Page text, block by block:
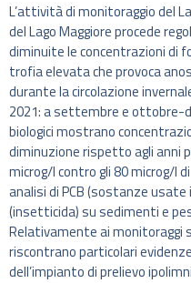
L’attività di monitoraggio del
del Lago Maggiore procede
diminuite le concentrazioni di
trofia elevata che provoca
durante la circolazione
2021: a settembre e ottobre-
biologici mostrano
diminuzione rispetto agli anni
microg/l contro gli 80 microg/l
analisi di PCB (sostanze
(insetticida) su sedimenti e
Relativamente ai monitoraggi
riscontrano particolari
dell’impianto di prelievo